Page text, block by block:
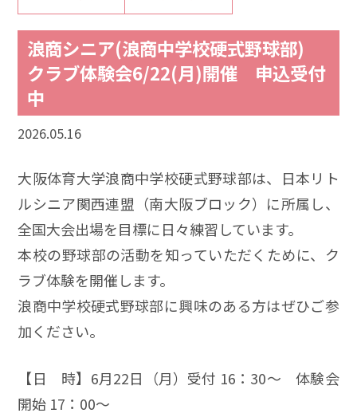
浪商シニア(浪商中学校硬式野球部)
クラブ体験会6/22(月)開催 申込受付
中
2026.05.16
大阪体育大学浪商中学校硬式野球部は、日本リト
ルシニア関西連盟（南大阪ブロック）に所属し、
全国大会出場を目標に日々練習しています。
本校の野球部の活動を知っていただくために、ク
ラブ体験を開催します。
浪商中学校硬式野球部に興味のある方はぜひご参
加ください。
【日 時】6月22日（月）受付 16：30～ 体験会
開始 17：00～